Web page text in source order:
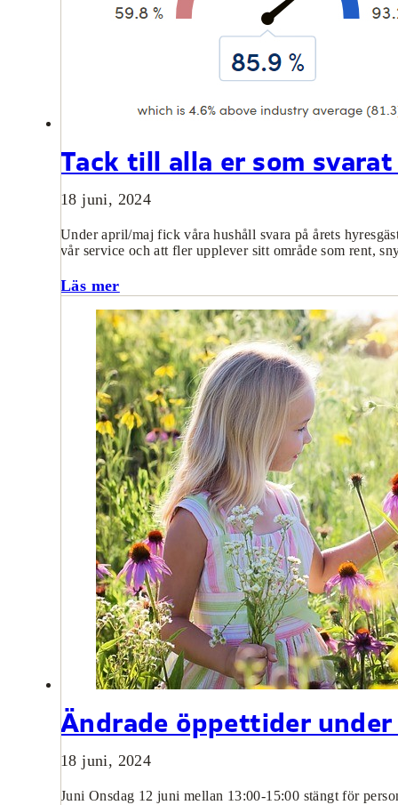
Tack till alla er som
18 juni, 2024
Under april/maj fick våra hushåll svara på årets
vår service och att fler upplever sitt område som rent,
Läs mer
Ändrade öppettider under
18 juni, 2024
Juni Onsdag 12 juni mellan 13:00-15:00 stängt för